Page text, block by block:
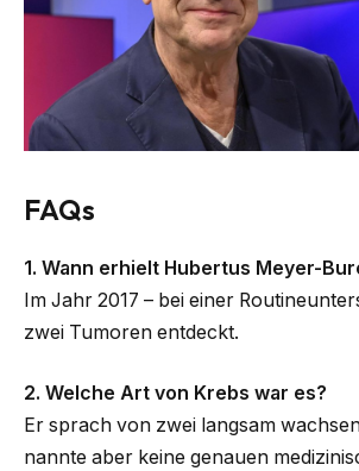
FAQs
1. Wann erhielt Hubertus Meyer-
Im Jahr 2017 – bei einer
zwei Tumoren entdeckt.
2. Welche Art von Krebs war es?
Er sprach von zwei langsam
nannte aber keine genauen